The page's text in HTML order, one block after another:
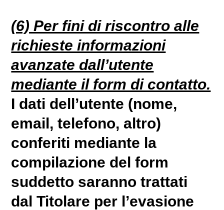
(6) Per fini di riscontro alle
richieste informazioni
avanzate dall’utente
mediante il form di contatto.
I dati dell’utente (nome,
email, telefono, altro)
conferiti mediante la
compilazione del form
suddetto saranno trattati
dal Titolare per l’evasione